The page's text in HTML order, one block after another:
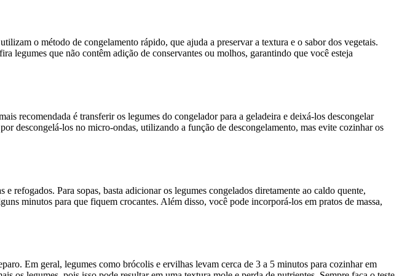
o método de congelamento rápido, que ajuda a preservar a textura e o sabor dos vegetais.
legumes que não contêm adição de conservantes ou molhos, garantindo que você esteja
recomendada é transferir os legumes do congelador para a geladeira e deixá-los descongelar
descongelá-los no micro-ondas, utilizando a função de descongelamento, mas evite cozinhar os
refogados. Para sopas, basta adicionar os legumes congelados diretamente ao caldo quente,
minutos para que fiquem crocantes. Além disso, você pode incorporá-los em pratos de massa,
Em geral, legumes como brócolis e ervilhas levam cerca de 3 a 5 minutos para cozinhar em